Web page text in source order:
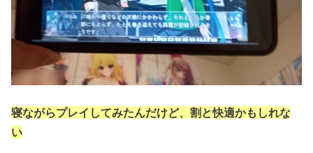
寝ながらプレイしてみたんだけど、割と快適かもしれな
い